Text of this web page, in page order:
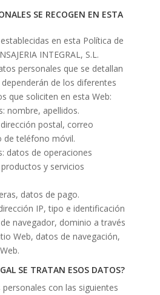
SE RECOGEN EN ESTA
en esta Política de
INTEGRAL, S.L.
personales que se detallan
de los diferentes
que soliciten en esta Web:
nombre, apellidos.
postal, correo
de teléfono móvil.
datos de operaciones
y servicios
datos de pago.
IP, tipo e identificación
navegador, dominio a través
Web, datos de navegación,
SE TRATAN ESOS DATOS?
con las siguientes